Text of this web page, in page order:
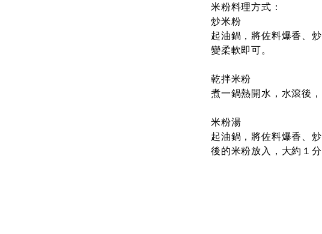
米粉料理方式：
炒米粉
起油鍋，將佐料爆香、
變柔軟即可。
乾拌米粉
煮一鍋熱開水，水滾後
米粉湯
起油鍋，將佐料爆香、
後的米粉放入，大約１